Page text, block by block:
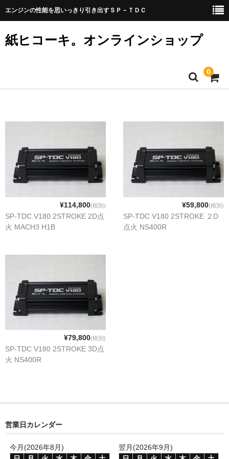
エンジンの性能を思いっきり引き出すＳＰ－ＴＤＣ
紙ヒコーキ。オンラインショップ
0
商品リスト
アプリダウンロード
¥114,800(税別)
SP-TDC V180 2STROKE 2D点
火 MACH3 H1B
¥59,800(税別)
SP-TDC V180 2STROKE ２D
点火 NS400R
¥79,800(税別)
SP-TDC V180 2STROKE 3D点
火 NS400R
営業日カレンダー
今月(2026年8月)
翌月(2026年9月)